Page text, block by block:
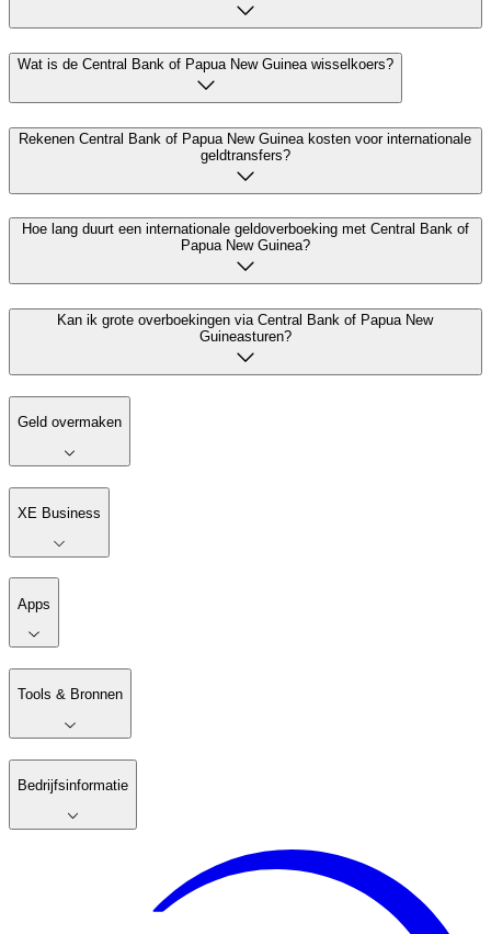
Wat is de Central Bank of Papua New Guinea wisselkoers?
Rekenen Central Bank of Papua New Guinea kosten voor internationale
geldtransfers?
Hoe lang duurt een internationale geldoverboeking met Central Bank of
Papua New Guinea?
Kan ik grote overboekingen via Central Bank of Papua New
Guineasturen?
Geld overmaken
XE Business
Apps
Tools & Bronnen
Bedrijfsinformatie